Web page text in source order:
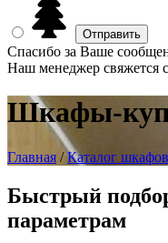
Спасибо за Ваше
Наш менеджер свяжется
Шкафы-
Главная /Каталог
Быстрый
параметрам